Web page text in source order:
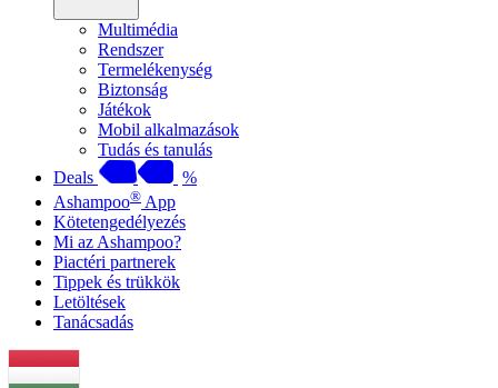
Multimédia
Rendszer
Termelékenység
Biztonság
Játékok
Mobil alkalmazások
Tudás és tanulás
Deals
%
Ashampoo® App
Kötetengedélyezés
Mi az Ashampoo?
Piactéri partnerek
Tippek és trükkök
Letöltések
Tanácsadás